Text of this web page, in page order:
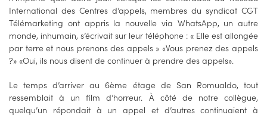
International des Centres d’appels, membres du syndicat CGT
Télémarketing ont appris la nouvelle via WhatsApp, un autre
monde, inhumain, s’écrivait sur leur téléphone : « Elle est allongée
par terre et nous prenons des appels » «Vous prenez des appels
?» «Oui, ils nous disent de continuer à prendre des appels».
Le temps d’arriver au 6ème étage de San Romualdo, tout
ressemblait à un film d’horreur. À côté de notre collègue,
quelqu’un répondait à un appel et d’autres continuaient à